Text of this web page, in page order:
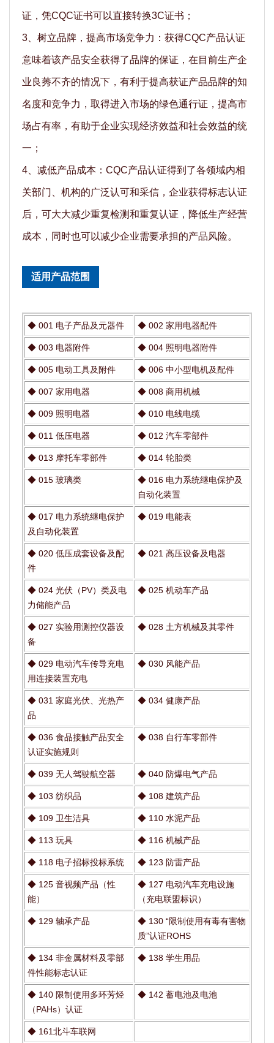
证，凭CQC证书可以直接转换3C证书；
3、树立品牌，提高市场竞争力：获得CQC产品认证
意味着该产品安全获得了品牌的保证，在目前生产企
业良莠不齐的情况下，有利于提高获证产品品牌的知
名度和竞争力，取得进入市场的绿色通行证，提高市
场占有率，有助于企业实现经济效益和社会效益的统
一；
4、减低产品成本：CQC产品认证得到了各领域内相
关部门、机构的广泛认可和采信，企业获得标志认证
后，可大大减少重复检测和重复认证，降低生产经营
成本，同时也可以减少企业需要承担的产品风险。
适用产品范围
◆ 001 电子产品及元器件 ◆ 002 家用电器配件
◆ 003 电器附件 ◆ 004 照明电器附件
◆ 005 电动工具及附件 ◆ 006 中小型电机及配件
◆ 007 家用电器 ◆ 008 商用机械
◆ 009 照明电器 ◆ 010 电线电缆
◆ 011 低压电器 ◆ 012 汽车零部件
◆ 013 摩托车零部件 ◆ 014 轮胎类
◆ 015 玻璃类 ◆ 016 电力系统继电保护及
自动化装置
◆ 017 电力系统继电保护
及自动化装置
◆ 019 电能表
◆ 020 低压成套设备及配
件
◆ 021 高压设备及电器
◆ 024 光伏（PV）类及电
力储能产品
◆ 025 机动车产品
◆ 027 实验用测控仪器设
备
◆ 028 土方机械及其零件
◆ 029 电动汽车传导充电
用连接装置充电
◆ 030 风能产品
◆ 031 家庭光伏、光热产
品
◆ 034 健康产品
◆ 036 食品接触产品安全
认证实施规则
◆ 038 自行车零部件
◆ 039 无人驾驶航空器 ◆ 040 防爆电气产品
◆ 103 纺织品 ◆ 108 建筑产品
◆ 109 卫生洁具 ◆ 110 水泥产品
◆ 113 玩具 ◆ 116 机械产品
◆ 118 电子招标投标系统 ◆ 123 防雷产品
◆ 125 音视频产品（性
能）
◆ 127 电动汽车充电设施
（充电联盟标识）
◆ 129 轴承产品 ◆ 130 “限制使用有毒有害物
质”认证ROHS
◆ 134 非金属材料及零部
件性能标志认证
◆ 138 学生用品
◆ 140 限制使用多环芳烃
（PAHs）认证
◆ 142 蓄电池及电池
◆ 161北斗车联网